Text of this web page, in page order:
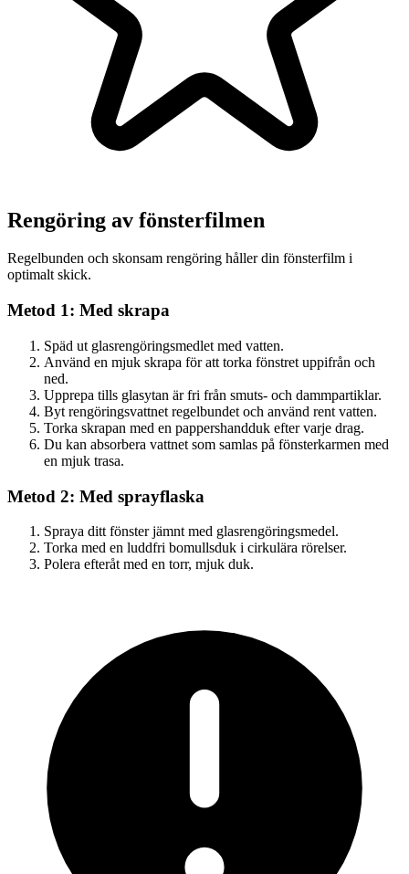
Rengöring av fönsterfilmen
Regelbunden och skonsam rengöring håller din fönsterfilm i
optimalt skick.
Metod 1: Med skrapa
Späd ut glasrengöringsmedlet med vatten.
Använd en mjuk skrapa för att torka fönstret uppifrån och
ned.
Upprepa tills glasytan är fri från smuts- och dammpartiklar.
Byt rengöringsvattnet regelbundet och använd rent vatten.
Torka skrapan med en pappershandduk efter varje drag.
Du kan absorbera vattnet som samlas på fönsterkarmen med
en mjuk trasa.
Metod 2: Med sprayflaska
Spraya ditt fönster jämnt med glasrengöringsmedel.
Torka med en luddfri bomullsduk i cirkulära rörelser.
Polera efteråt med en torr, mjuk duk.